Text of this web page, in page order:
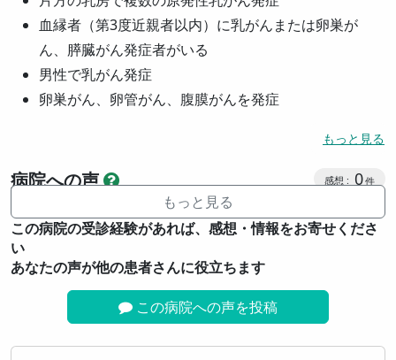
血縁者（第3度近親者以内）に乳がんまたは卵巣が
ん、膵臓がん発症者がいる
男性で乳がん発症
卵巣がん、卵管がん、腹膜がんを発症
もっと見る
病院への声 感想投稿
0
もっと見る
この病院の受診経験があれば、感想・情報をお寄せくださ
い
あなたの声が他の患者さんに役立ちます
この病院への声を投稿